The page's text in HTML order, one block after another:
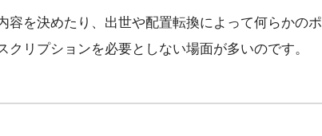
を決めたり、出世や配置転換によって何らかのポ
リプションを必要としない場面が多いのです。